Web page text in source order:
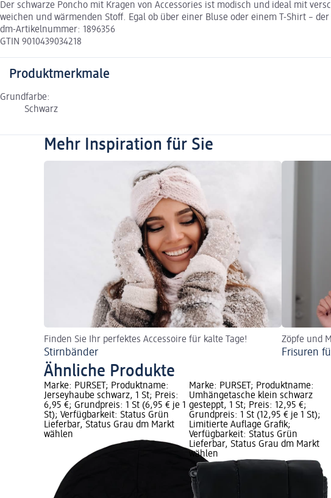
Der schwarze Poncho mit Kragen von Accessories ist modisch und ideal mit
weichen und wärmenden Stoff. Egal ob über einer Bluse oder einem T-Shirt –
dm-Artikelnummer: 1896356
GTIN 9010439034218
Produktmerkmale
Grundfarbe:
Schwarz
Mehr Inspiration für Sie
Finden Sie Ihr perfektes Accessoire für kalte Tage!
Stirnbänder
Zöpfe und
Frisuren
Ähnliche Produkte
Marke: PURSET; Produktname:
Jerseyhaube schwarz, 1 St; Preis:
6,95 €; Grundpreis: 1 St (6,95 € je 1
St); Verfügbarkeit: Status Grün
Lieferbar, Status Grau dm Markt
wählen
Marke: PURSET; Produktname:
Umhängetasche klein schwarz
gesteppt, 1 St; Preis: 12,95 €;
Grundpreis: 1 St (12,95 € je 1 St);
Limitierte Auflage Grafik;
Verfügbarkeit: Status Grün
Lieferbar, Status Grau dm Markt
wählen